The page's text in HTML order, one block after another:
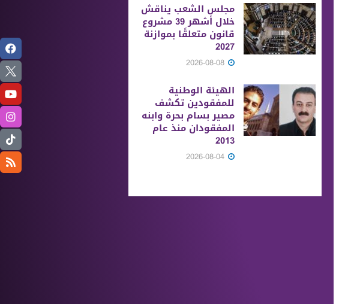
مجلس الشعب يناقش
خلال أشهر 39 مشروع
قانون متعلقًا بموازنة
2027
الهيئة الوطنية
للمفقودين تكشف
مصير بسام بحرة وابنه
المفقودان منذ عام
2013